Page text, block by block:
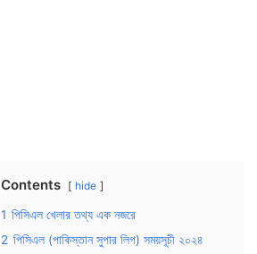
Contents hide
1 পিসিএল খেলার তথ্য এক নজরে
2 পিসিএল (পাকিস্তান সুপার লিগ) সময়সূচী ২০২৪